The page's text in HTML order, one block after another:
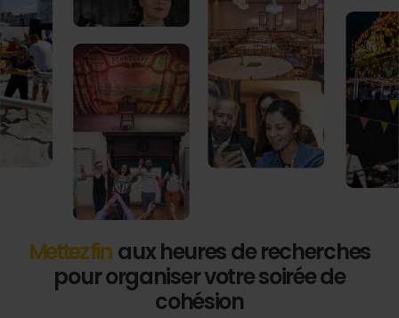
Mettezfin aux heures de recherches
pour organiser votre soirée de
cohésion